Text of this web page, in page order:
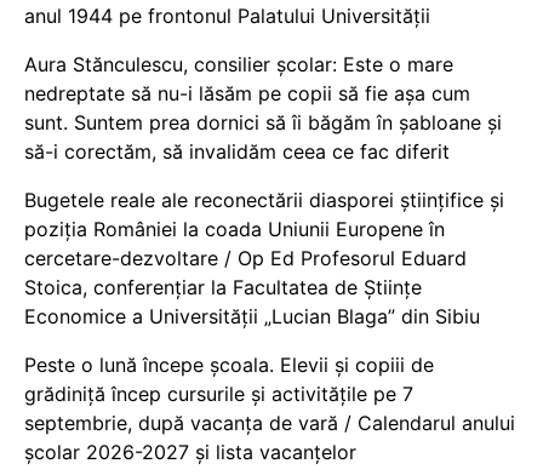
anul 1944 pe frontonul Palatului Universității
Aura Stănculescu, consilier școlar: Este o mare
nedreptate să nu-i lăsăm pe copii să fie așa cum
sunt. Suntem prea dornici să îi băgăm în șabloane și
să-i corectăm, să invalidăm ceea ce fac diferit
Bugetele reale ale reconectării diasporei științifice și
poziția României la coada Uniunii Europene în
cercetare-dezvoltare / Op Ed Profesorul Eduard
Stoica, conferențiar la Facultatea de Științe
Economice a Universității „Lucian Blaga” din Sibiu
Peste o lună începe școala. Elevii și copiii de
grădiniță încep cursurile și activitățile pe 7
septembrie, după vacanța de vară / Calendarul anului
școlar 2026-2027 și lista vacanțelor